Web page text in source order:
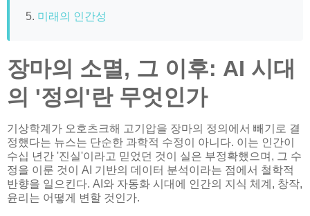
미래의 인간성
장마의 소멸, 그 이후: AI 시대
의 '정의'란 무엇인가
기상학계가 오호츠크해 고기압을 장마의 정의에서 빼기로 결
정했다는 뉴스는 단순한 과학적 수정이 아니다. 이는 인간이
수십 년간 '진실'이라고 믿었던 것이 실은 부정확했으며, 그 수
정을 이룬 것이 AI 기반의 데이터 분석이라는 점에서 철학적
반향을 일으킨다. AI와 자동화 시대에 인간의 지식 체계, 창작,
윤리는 어떻게 변할 것인가.